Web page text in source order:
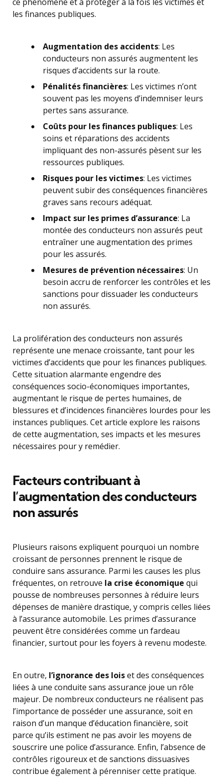
les finances publiques.
Augmentation des accidents: Les
conducteurs non assurés augmentent les
risques d’accidents sur la route.
Pénalités financières: Les victimes n’ont
souvent pas les moyens d’indemniser leurs
pertes sans assurance.
Coûts pour les finances publiques: Les
soins et réparations des accidents
impliquant des non-assurés pèsent sur les
ressources publiques.
Risques pour les victimes: Les victimes
peuvent subir des conséquences financières
graves sans recours adéquat.
Impact sur les primes d’assurance: La
montée des conducteurs non assurés peut
entraîner une augmentation des primes
pour les assurés.
Mesures de prévention nécessaires: Un
besoin accru de renforcer les contrôles et les
sanctions pour dissuader les conducteurs
non assurés.
La prolifération des conducteurs non assurés
représente une menace croissante, tant pour les
victimes d’accidents que pour les finances publiques.
Cette situation alarmante engendre des
conséquences socio-économiques importantes,
augmentant le risque de pertes humaines, de
blessures et d’incidences financières lourdes pour les
instances publiques. Cet article explore les raisons
de cette augmentation, ses impacts et les mesures
nécessaires pour y remédier.
Facteurs contribuant à
l’augmentation des conducteurs
non assurés
Plusieurs raisons expliquent pourquoi un nombre
croissant de personnes prennent le risque de
conduire sans assurance. Parmi les causes les plus
fréquentes, on retrouve la crise économique qui
pousse de nombreuses personnes à réduire leurs
dépenses de manière drastique, y compris celles liées
à l’assurance automobile. Les primes d’assurance
peuvent être considérées comme un fardeau
financier, surtout pour les foyers à revenu modeste.
En outre, l’ignorance des loiset des conséquences
liées à une conduite sans assurance joue un rôle
majeur. De nombreux conducteurs ne réalisent pas
l’importance de posséder une assurance, soit en
raison d’un manque d’éducation financière, soit
parce qu’ils estiment ne pas avoir les moyens de
souscrire une police d’assurance. Enfin, l’absence de
contrôles rigoureux et de sanctions dissuasives
contribue également à pérenniser cette pratique.